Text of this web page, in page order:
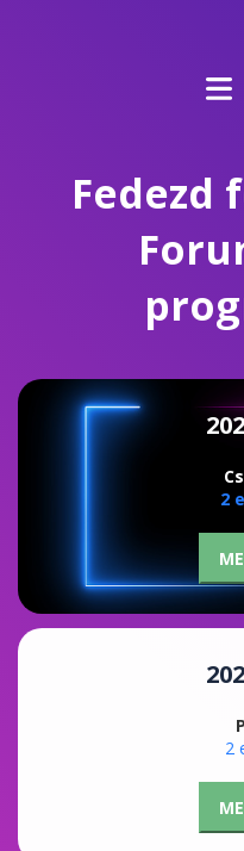
Fedezd
2
2